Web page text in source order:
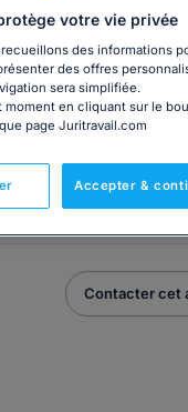
Contacter ce
Pinet &
Lire la suite
Contacter cet
votre vie privée
des informations
des offres
sera simplifiée.
moment en cliquant sur le
page Juritravail.com
Accepter &